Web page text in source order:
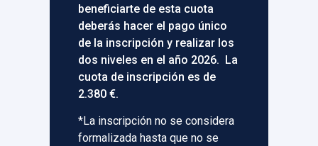
beneficiarte de esta cuota
deberás hacer el pago único
de la inscripción y realizar los
dos niveles en el año 2026. La
cuota de inscripción es de
2.380 €.
*La inscripción no se considera
formalizada hasta que no se